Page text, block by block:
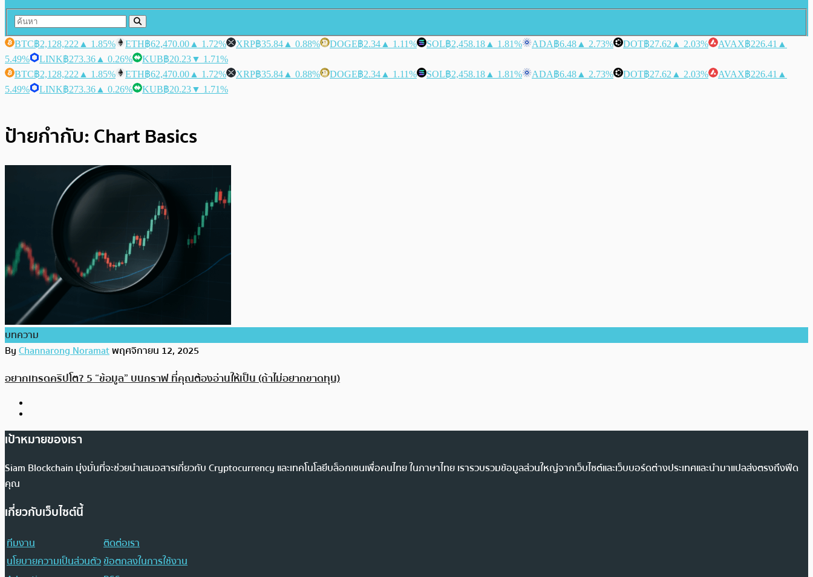
BTC฿2,128,222 ▲ 1.85% ETH฿62,470.00 ▲ 1.72% XRP฿35.84 ▲ 0.88% DOGE฿2.34 ▲ 1.11% SOL฿2,458.18 ▲ 1.81% ADA฿6.48 ▲ 2.73% DOT฿27.62 ▲ 2.03% AVAX฿226.41 ▲
5.49%
LINK฿273.36 ▲ 0.26% KUB฿20.23▼ 1.71%
BTC฿2,128,222 ▲ 1.85% ETH฿62,470.00 ▲ 1.72% XRP฿35.84 ▲ 0.88% DOGE฿2.34 ▲ 1.11% SOL฿2,458.18 ▲ 1.81% ADA฿6.48 ▲ 2.73% DOT฿27.62 ▲ 2.03% AVAX฿226.41 ▲
5.49%
LINK฿273.36 ▲ 0.26% KUB฿20.23▼ 1.71%
ป้ายกำกับ: Chart Basics
บทความ
ByChannarong Noramatพฤศจิกายน 12, 2025
อยากเทรดคริปโต? 5 “ข้อมูล” บนกราฟ ที่คุณต้องอ่านให้เป็น (ถ้าไม่อยากขาดทุน)
เป้าหมายของเรา
Siam Blockchain มุ่งมั่นที่จะช่วยนำเสนอสารเกี่ยวกับ Cryptocurrency และเทคโนโลยีบล็อกเชนเพื่อคนไทย ในภาษาไทย เรารวบรวมข้อมูลส่วนใหญ่จากเว็บไซต์และเว็บบอร์ดต่างประเทศและนำมาแปลส่งตรงถึงฟีด
คุณ
เกี่ยวกับเว็บไซต์นี้
ทีมงาน
ติดต่อเรา
นโยบายความเป็นส่วนตัวข้อตกลงในการใช้งาน